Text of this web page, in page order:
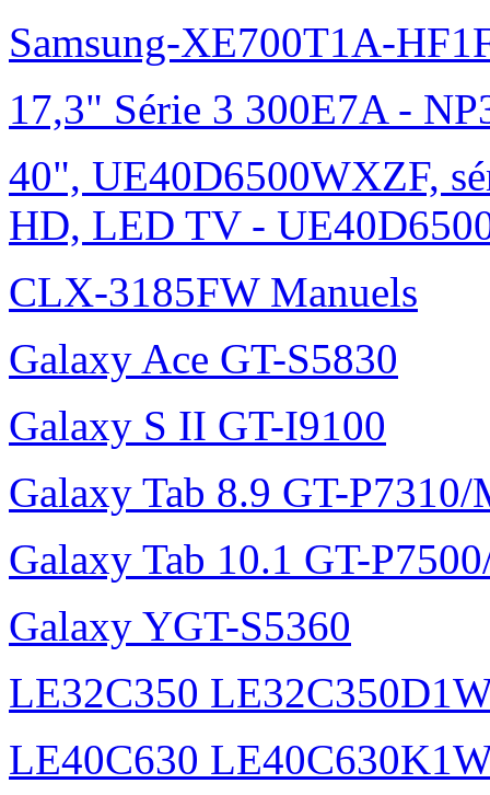
Samsung-XE700T1A-
17,3" Série 3 300E7A -
40", UE40D6500WXZF,
HD, LED TV -
CLX-3185FW Manuels
Galaxy Ace GT-S5830
Galaxy S II GT-I9100
Galaxy Tab 8.9 GT-P7310/
Galaxy Tab 10.1 GT-
Galaxy YGT-S5360
LE32C350
LE40C630